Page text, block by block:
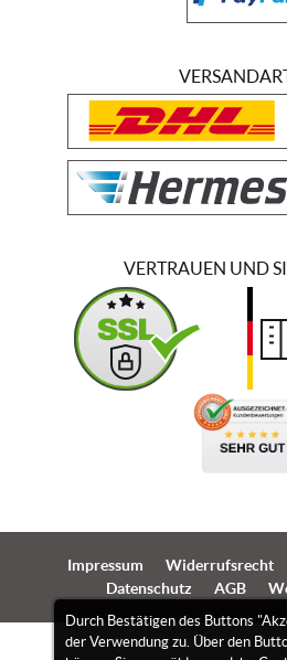
Durch Bestätigen des Buttons
der Verwendung zu. Über den
VERTRAUEN UND
Impressum Widerrufsrecht
Datenschutz
AGB